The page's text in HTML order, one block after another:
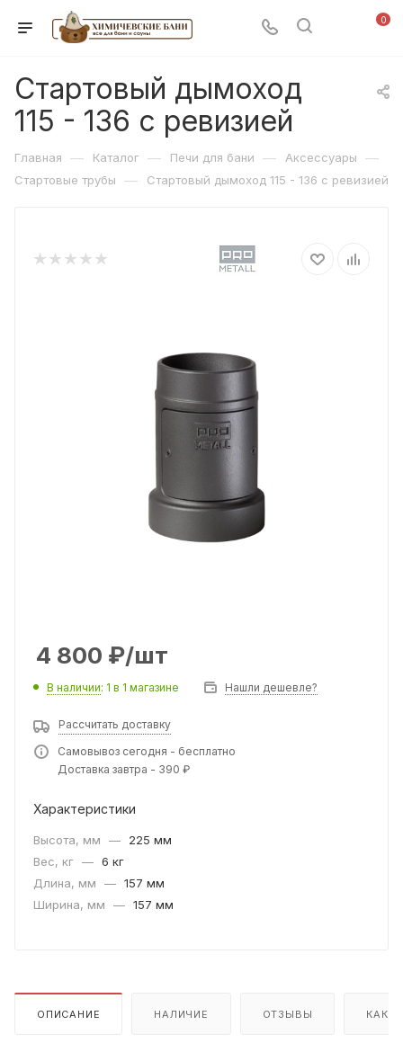
0
Стартовый дымоход
115 - 136 с ревизией
Главная — Каталог — Печи для бани — Аксессуары —
Стартовые трубы — Стартовый дымоход 115 - 136 с ревизией
4 800 ₽/шт
В наличии: 1 в 1 магазине Нашли дешевле?
Рассчитать доставку
Самовывоз сегодня - бесплатно
Доставка завтра - 390 ₽
Характеристики
Высота, мм —
225 мм
Вес, кг — 6 кг
Длина, мм
— 157 мм
Ширина, мм
— 157 мм
ОПИСАНИЕ НАЛИЧИЕ ОТЗЫВЫ КАК